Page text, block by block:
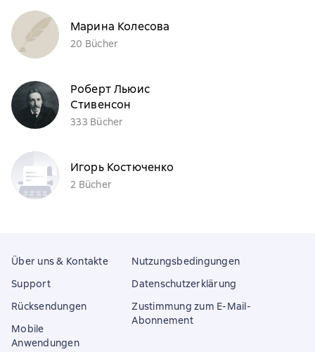
Марина Колесова
20 Bücher
Роберт Льюис
Стивенсон
333 Bücher
Игорь Костюченко
2 Bücher
Über uns & Kontakte
Support
Rücksendungen
Mobile
Anwendungen
Nutzungsbedingungen
Datenschutzerklärung
Zustimmung zum E-Mail-
Abonnement